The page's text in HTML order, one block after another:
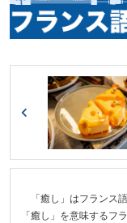
「癒し」はフランス
「癒し」を意味するフ